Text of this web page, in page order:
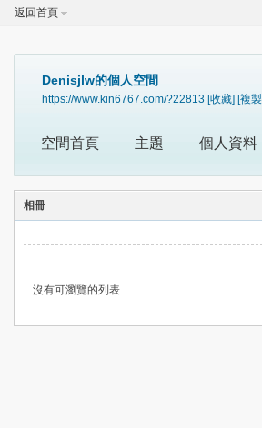
返回首頁
Denisjlw的個人空間
https://www.kin6767.com/?22813 [收藏] [複
空間首頁 主題 個人資料
相冊
沒有可瀏覽的列表